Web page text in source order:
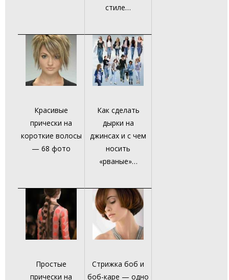
стиле…
Красивые
прически на
короткие волосы
— 68 фото
Как сделать
дырки на
джинсах и с чем
носить
«рваные»…
Простые
прически на
Стрижка боб и
боб-каре — одно